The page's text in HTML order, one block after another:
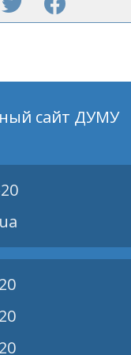
сайт ДУМУ